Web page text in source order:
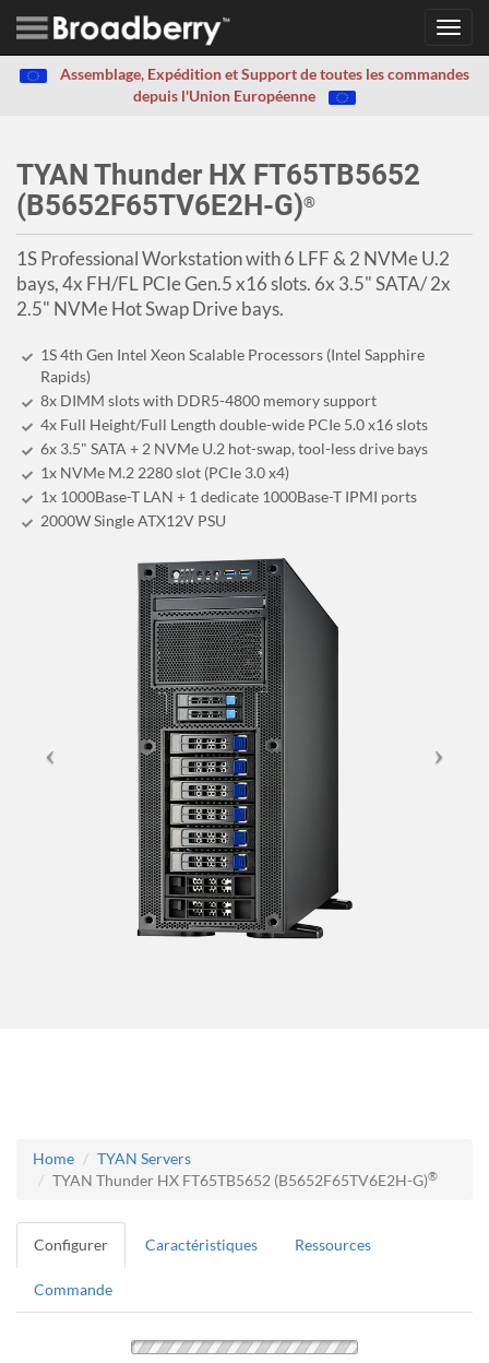
Assemblage, Expédition et Support de toutes les commandes
depuis l'Union Européenne
TYAN Thunder HX FT65TB5652
(B5652F65TV6E2H-G)®
1S Professional Workstation with 6 LFF & 2 NVMe U.2
bays, 4x FH/FL PCIe Gen.5 x16 slots. 6x 3.5" SATA/ 2x
2.5" NVMe Hot Swap Drive bays.
1S 4th Gen Intel Xeon Scalable Processors (Intel Sapphire
Rapids)
8x DIMM slots with DDR5-4800 memory support
4x Full Height/Full Length double-wide PCIe 5.0 x16 slots
6x 3.5" SATA + 2 NVMe U.2 hot-swap, tool-less drive bays
1x NVMe M.2 2280 slot (PCIe 3.0 x4)
1x 1000Base-T LAN + 1 dedicate 1000Base-T IPMI ports
2000W Single ATX12V PSU
Home
TYAN Servers
TYAN Thunder HX FT65TB5652 (B5652F65TV6E2H-G)®
Configurer Caractéristiques Ressources
Commande